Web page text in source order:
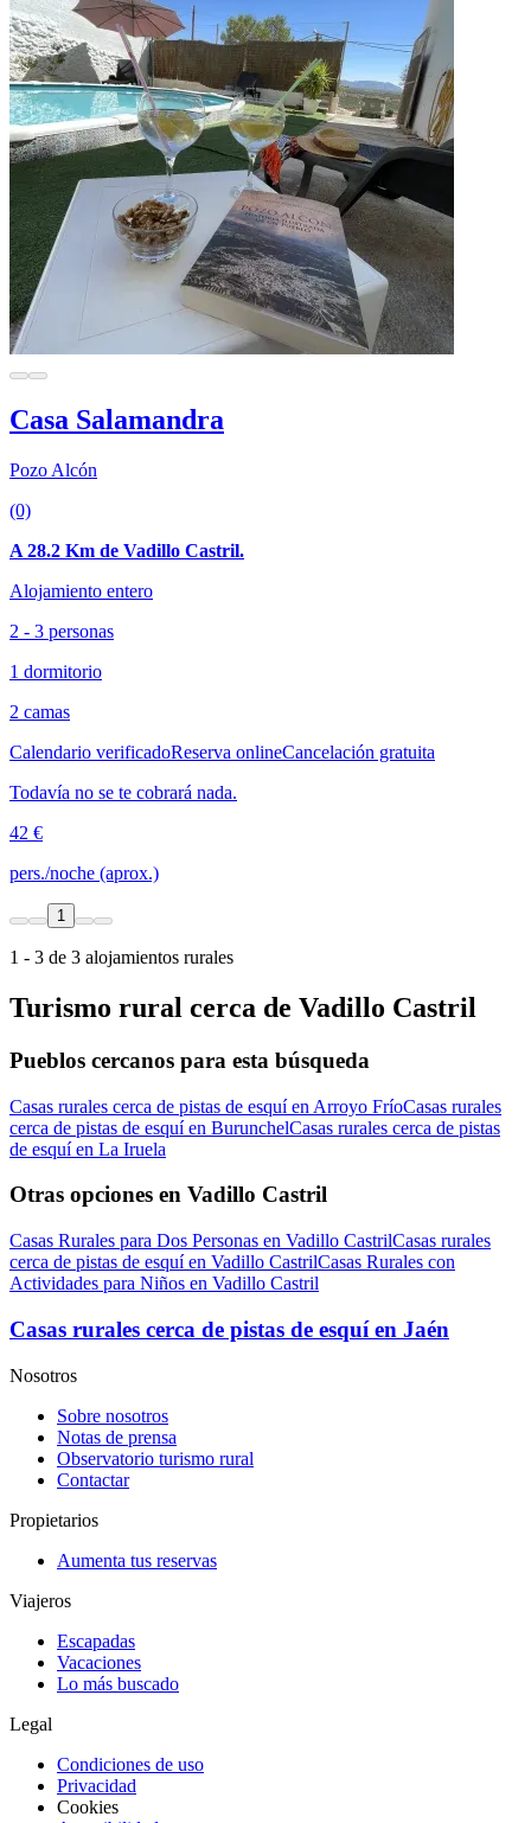
Casa Salamandra
Pozo Alcón
(0)
A 28.2 Km de Vadillo Castril.
Alojamiento entero
2 - 3 personas
1 dormitorio
2 camas
Calendario verificadoReserva onlineCancelación gratuita
Todavía no se te cobrará nada.
42 €
pers./noche (aprox.)
1
1 - 3 de 3 alojamientos rurales
Turismo rural cerca de Vadillo Castril
Pueblos cercanos para esta búsqueda
Casas rurales cerca de pistas de esquí en Arroyo FríoCasas rurales
cerca de pistas de esquí en BurunchelCasas rurales cerca de pistas
de esquí en La Iruela
Otras opciones en Vadillo Castril
Casas Rurales para Dos Personas en Vadillo CastrilCasas rurales
cerca de pistas de esquí en Vadillo CastrilCasas Rurales con
Actividades para Niños en Vadillo Castril
Casas rurales cerca de pistas de esquí en Jaén
Nosotros
Sobre nosotros
Notas de prensa
Observatorio turismo rural
Contactar
Propietarios
Aumenta tus reservas
Viajeros
Escapadas
Vacaciones
Lo más buscado
Legal
Condiciones de uso
Privacidad
Cookies